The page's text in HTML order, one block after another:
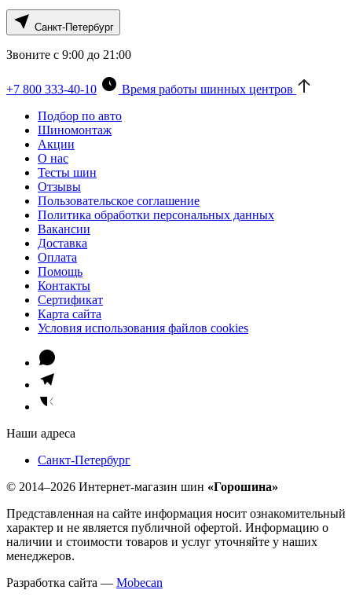
Санкт-Петербург
Звоните с 9:00 до 21:00
+7 800 333-40-10
Время работы шинных центров
Подбор по авто
Шиномонтаж
Акции
О нас
Тесты шин
Отзывы
Пользовательское соглашение
Политика обработки персональных данных
Вакансии
Доставка
Оплата
Помощь
Контакты
Сертификат
Карта сайта
Условия использования файлов cookies
Наши адреса
Санкт-Петербург
© 2014–2026 Интернет-магазин шин «Горошина»
Представленная на сайте информация носит ознакомительный
характер и не является публичной офертой. Информацию о
наличии и стоимости товаров и услуг уточняйте у наших
менеджеров.
Разработка сайта — Mobecan